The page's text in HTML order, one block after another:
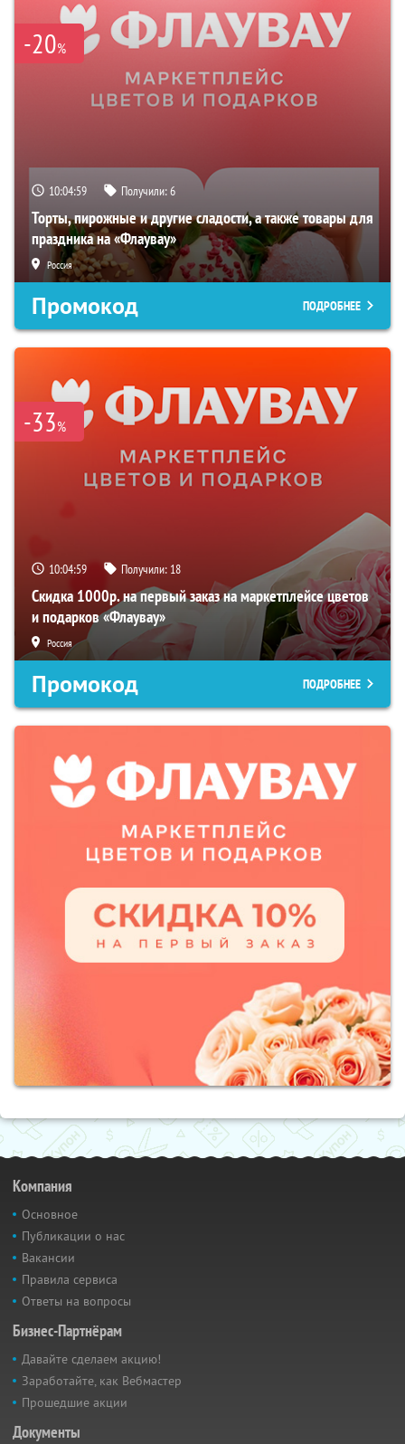
-20%
10:04:58 Получили:6
Торты, пирожные и другие сладости, а также товары для
праздника на «Флаувау»
Россия
Промокод ПОДРОБНЕЕ
-33%
10:04:58 Получили: 18
Скидка 1000р. на первый заказ на маркетплейсе цветов
и подарков «Флаувау»
Россия
Промокод ПОДРОБНЕЕ
Компания
Основное
Публикации о нас
Вакансии
Правила сервиса
Ответы на вопросы
Бизнес-Партнёрам
Давайте сделаем акцию!
Заработайте, как Вебмастер
Прошедшие акции
Документы